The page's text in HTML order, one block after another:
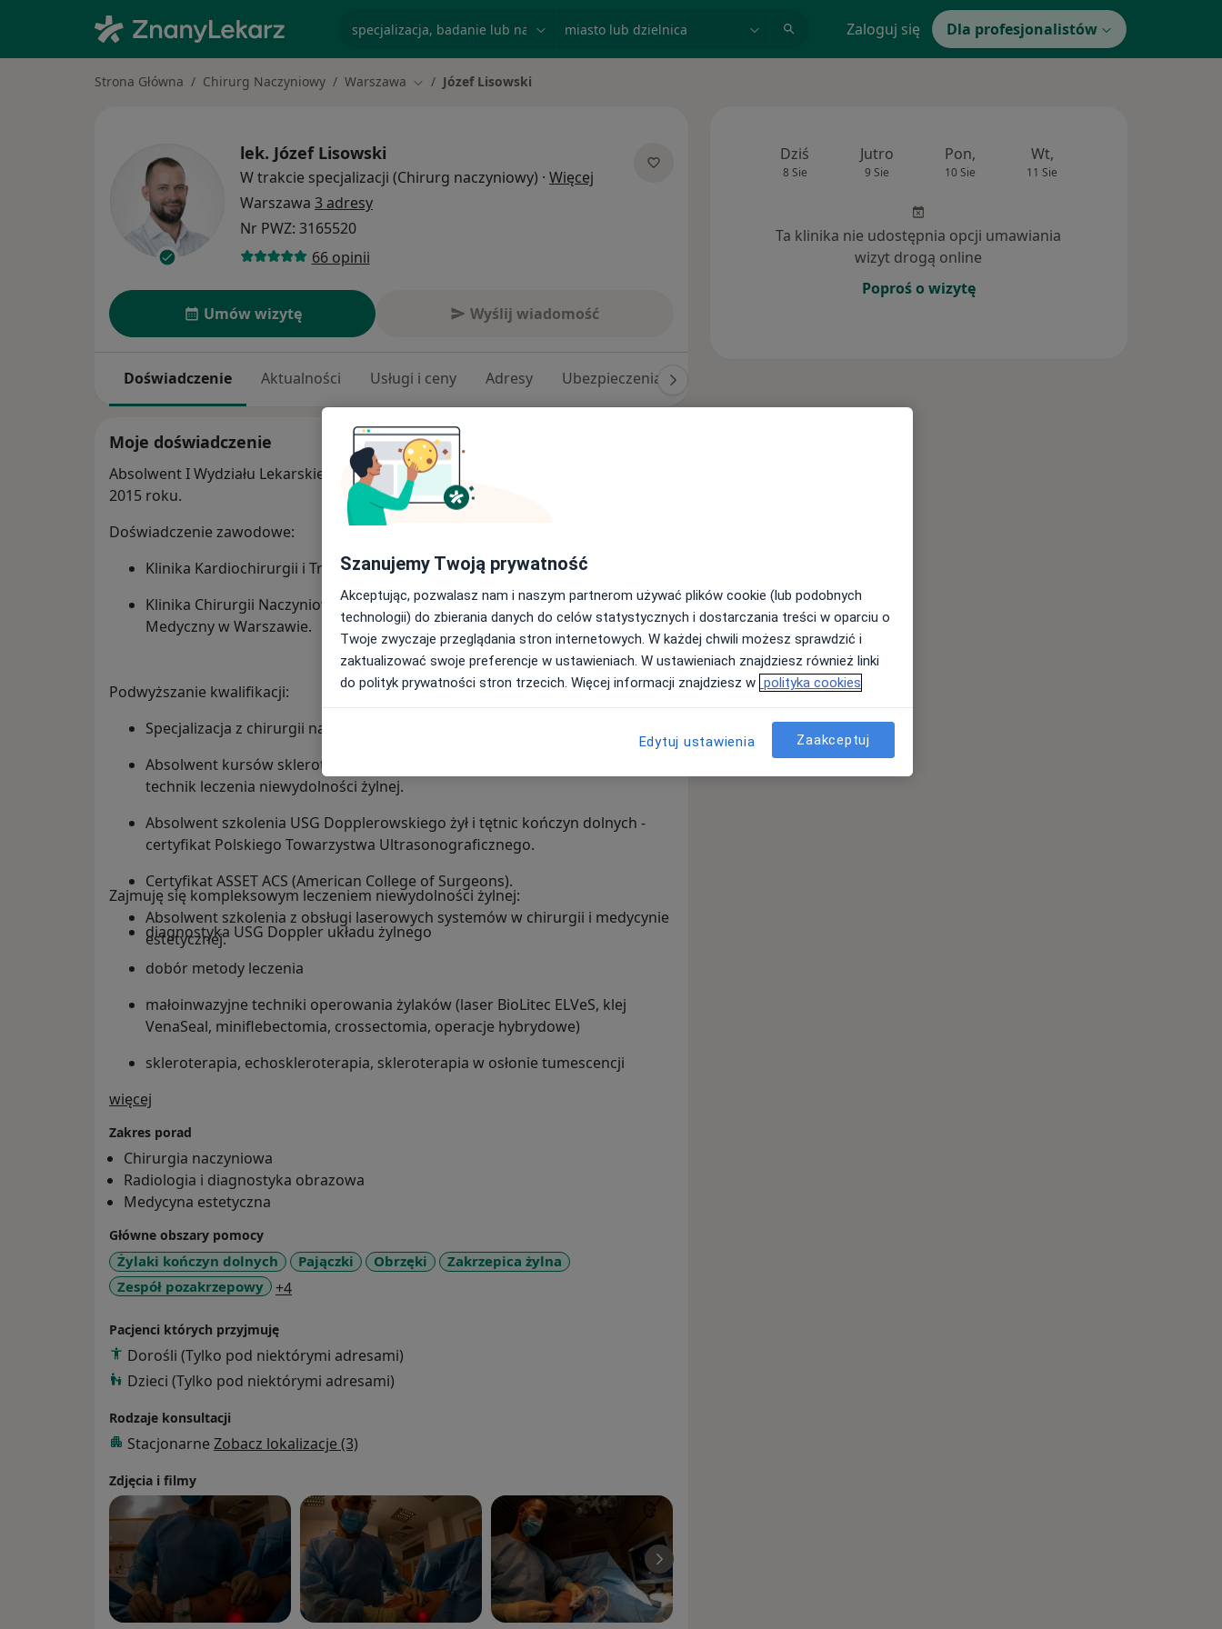
Zaloguj się Dla profesjonalistów
Strona Główna Chirurg Naczyniowy Warszawa Zmień miasto
Józef Lisowski
lek. Józef Lisowski
W trakcie specjalizacji (Chirurg naczyniowy) · Więcej
Warszawa 3 adresy
Nr PWZ: 3165520
66 opinii
Umów wizytę Wyślij wiadomość
Doświadczenie Aktualności Usługi i ceny Adresy Ubezpieczenia
Moje doświadczenie
Absolwent I Wydziału Lekarskiego Warszawskiego Uniwersytetu Medycznego w
2015 roku.
Doświadczenie zawodowe:
Klinika Kardiochirurgii i Transplantologii - Instytutu Kardiologii w Aninie.
Klinika Chirurgii Naczyniowej i Endowaskularnej - Wojskowy Instytut
Medyczny w Warszawie.
Podwyższanie kwalifikacji:
Specjalizacja z chirurgii naczyniowej.
Absolwent kursów skleroterapii kompresyjnej i wewnątrznaczyniowych
technik leczenia niewydolności żylnej.
Absolwent szkolenia USG Dopplerowskiego żył i tętnic kończyn dolnych -
certyfikat Polskiego Towarzystwa Ultrasonograficznego.
Certyfikat ASSET ACS (American College of Surgeons).
Absolwent szkolenia z obsługi laserowych systemów w chirurgii i medycynie
estetycznej.
Zajmuję się kompleksowym leczeniem niewydolności żylnej:
diagnostyka USG Doppler układu żylnego
dobór metody leczenia
małoinwazyjne techniki operowania żylaków (laser BioLitec ELVeS, klej
VenaSeal, miniflebectomia, crossectomia, operacje hybrydowe)
skleroterapia, echoskleroterapia, skleroterapia w osłonie tumescencji
laserowe zamykanie pajączków na nogach i naczynek na twarzy/dekolcie (V-
laserowe usuwanie przebarwień po skleroterapii (laser frakcyjny Smaxel
CO2)
drobne zabiegi chirurgiczne: - usuwanie znamion skórnych
(chirurgiczne/laserowe)
chirurgiczne opracowanie ran
więcej
Zakres porad
Chirurgia naczyniowa
Radiologia i diagnostyka obrazowa
Medycyna estetyczna
Główne obszary pomocy
Żylaki kończyn dolnych Pajączki Obrzęki
Zakrzepica żylna
Zespół pozakrzepowy
+4a11y_sr_more_diseases
Pacjenci których przyjmuję
Dorośli (Tylko pod niektórymi adresami)
Dzieci (Tylko pod niektórymi adresami)
Rodzaje konsultacji
Stacjonarne Zobacz lokalizacje (3)
Zdjęcia i filmy
Dziś
8 Sie
Jutro
9 Sie
Pon,
10 Sie
Wt,
11 Sie
Ta klinika nie udostępnia opcji umawiania
wizyt drogą online
Poproś o wizytę
Szanujemy Twoją prywatność
Akceptując, pozwalasz nam i naszym partnerom używać plików cookie (lub podobnych
technologii) do zbierania danych do celów statystycznych i dostarczania treści w oparciu o
Twoje zwyczaje przeglądania stron internetowych. W każdej chwili możesz sprawdzić i
zaktualizować swoje preferencje w ustawieniach. W ustawieniach znajdziesz również linki
do polityk prywatności stron trzecich. Więcej informacji znajdziesz w polityka cookies
Edytuj ustawienia Zaakceptuj